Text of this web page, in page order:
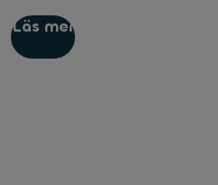
Läs mer